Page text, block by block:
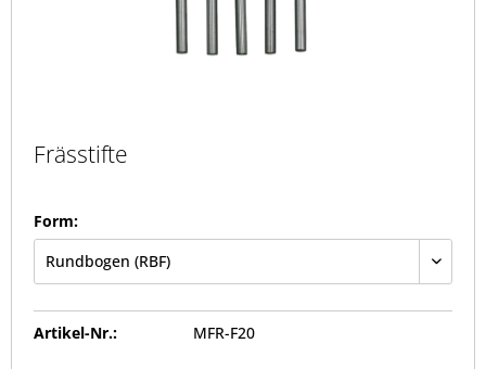
Frässtifte
Form:
Artikel-Nr.: MFR-F20